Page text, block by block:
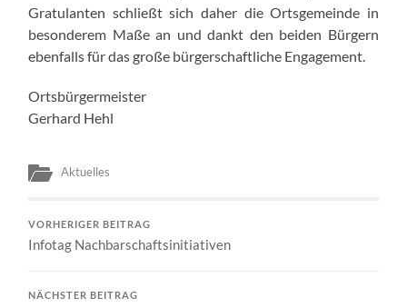
Gratulanten schließt sich daher die Ortsgemeinde in
besonderem Maße an und dankt den beiden Bürgern
ebenfalls für das große bürgerschaftliche Engagement.
Ortsbürgermeister
Gerhard Hehl
Aktuelles
VORHERIGER BEITRAG
Infotag Nachbarschaftsinitiativen
NÄCHSTER BEITRAG